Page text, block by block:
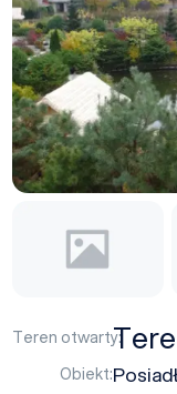
Teren otwarty:
Obiekt: